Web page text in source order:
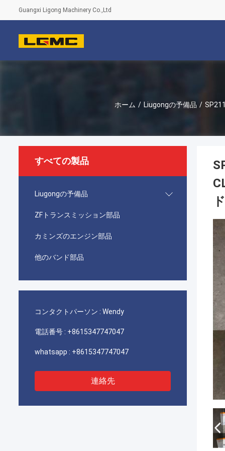
Guangxi Ligong Machinery Co.,Ltd
ホーム / Liugongの予備品 /
すべての製品
Liugongの予備品
ZFトランスミッション部品
カミンズのエンジン部品
他のバンド部品
コンタクトパーソン : Wendy
電話番号 : +8615347747047
whatsapp : +8615347747047
連絡先